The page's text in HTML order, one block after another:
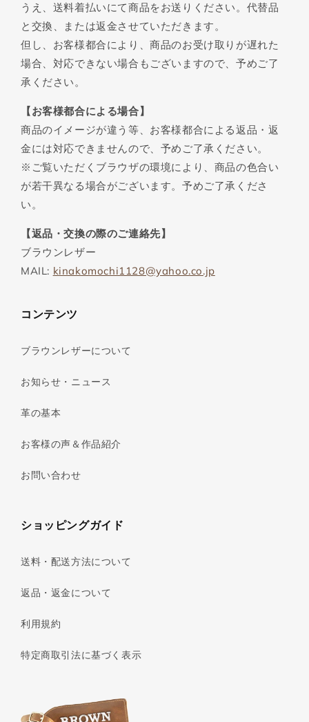
うえ、送料着払いにて商品をお送りください。代替品
と交換、または返金させていただきます。
但し、お客様都合により、商品のお受け取りが遅れた
場合、対応できない場合もございますので、予めご了
承ください。
【お客様都合による場合】
商品のイメージが違う等、お客様都合による返品・返
金には対応できませんので、予めご了承ください。
※ご覧いただくブラウザの環境により、商品の色合い
が若干異なる場合がございます。予めご了承くださ
い。
【返品・交換の際のご連絡先】
ブラウンレザー
MAIL: kinakomochi1128@yahoo.co.jp
コンテンツ
ブラウンレザーについて
お知らせ・ニュース
革の基本
お客様の声＆作品紹介
お問い合わせ
ショッピングガイド
送料・配送方法について
返品・返金について
利用規約
特定商取引法に基づく表示